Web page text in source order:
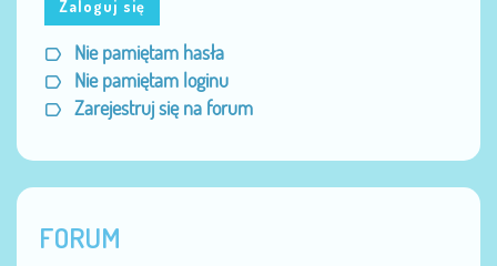
Zaloguj się
Nie pamiętam hasła
Nie pamiętam loginu
Zarejestruj się na forum
FORUM